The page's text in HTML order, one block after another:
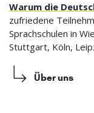
Warum die
zufriedene
Sprachschulen in
Stuttgart, Köln,
Über uns